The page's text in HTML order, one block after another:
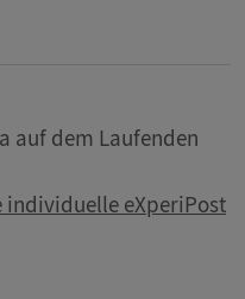
auf dem Laufenden
individuelle eXperiPost